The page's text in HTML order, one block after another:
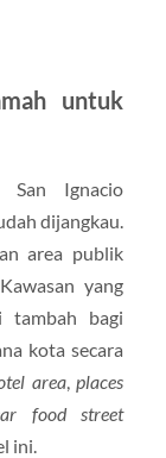
untuk
San Ignacio
dijangkau.
area publik
yang
tambah bagi
kota secara
area, places
food street
ini.